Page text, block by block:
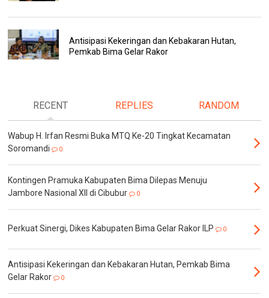
Antisipasi Kekeringan dan Kebakaran Hutan,
Pemkab Bima Gelar Rakor
RECENT REPLIES RANDOM
Wabup H. Irfan Resmi Buka MTQ Ke-20 Tingkat Kecamatan
Soromandi
0
Kontingen Pramuka Kabupaten Bima Dilepas Menuju
Jambore Nasional XII di Cibubur
0
Perkuat Sinergi, Dikes Kabupaten Bima Gelar Rakor ILP 0
Antisipasi Kekeringan dan Kebakaran Hutan, Pemkab Bima
Gelar Rakor
0